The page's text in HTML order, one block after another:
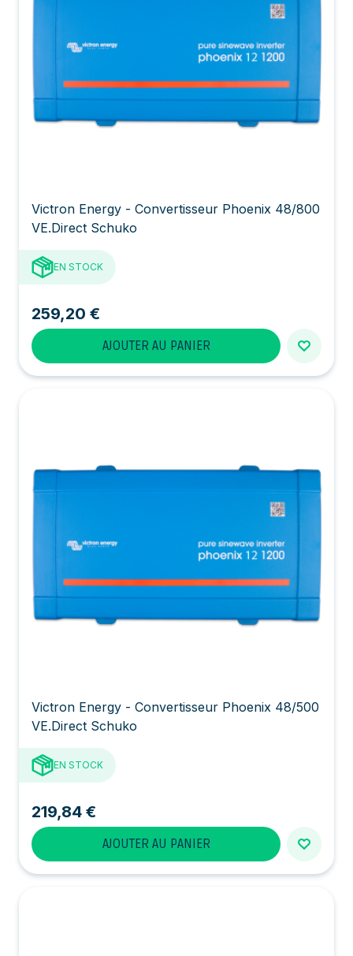
Victron Energy - Convertisseur Phoenix 48/800
VE.Direct Schuko
EN STOCK
259,20 €
AJOUTER AU PANIER
Victron Energy - Convertisseur Phoenix 48/500
VE.Direct Schuko
EN STOCK
219,84 €
AJOUTER AU PANIER